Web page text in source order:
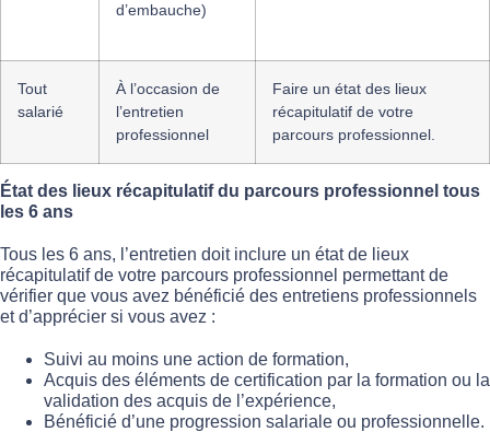
d’embauche)
Tout
salarié
À l’occasion de
l’entretien
professionnel
Faire un état des lieux
récapitulatif de votre
parcours professionnel.
État des lieux récapitulatif du parcours professionnel tous
les 6 ans
Tous les 6 ans, l’entretien doit inclure un état de lieux
récapitulatif de votre parcours professionnel permettant de
vérifier que vous avez bénéficié des entretiens professionnels
et d’apprécier si vous avez :
Suivi au moins une action de formation,
Acquis des éléments de certification par la formation ou la
validation des acquis de l’expérience,
Bénéficié d’une progression salariale ou professionnelle.